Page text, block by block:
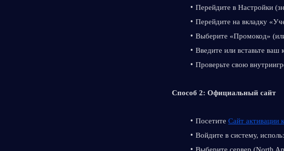
Перейдите в Настройки
Перейдите на вкладку
Выберите «Промокод»
Введите или вставьте
Проверьте свою
Способ 2: Официальный сайт
Посетите Сайт активации
Войдите в систему,